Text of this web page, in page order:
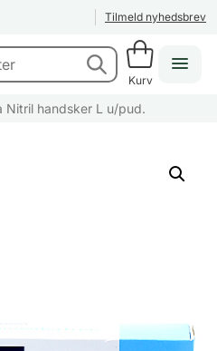
Tilmeld nyhedsbrev
Kurv
Nitril handsker L u/pud.